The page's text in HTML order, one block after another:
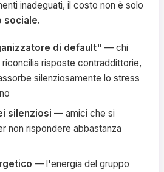
inadeguati, il costo non è solo
sociale.
di default" — chi
risposte contraddittorie,
silenziosamente lo stress
silenziosi — amici che si
non rispondere abbastanza
— l'energia del gruppo